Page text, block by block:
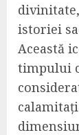
istoriei
Această
timpului